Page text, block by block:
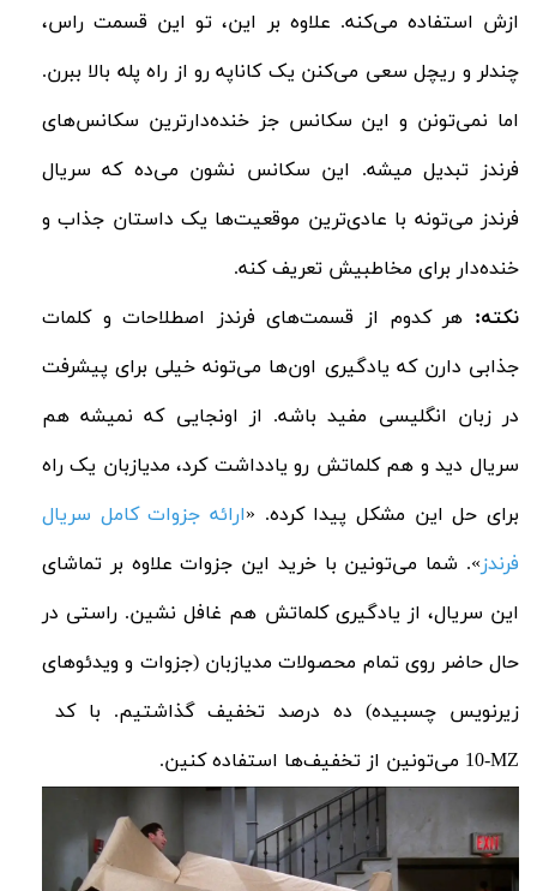
ازش استفاده می‌کنه. علاوه بر این، تو این قسمت راس،
چندلر و ریچل سعی می‌کنن یک کاناپه رو از راه پله بالا ببرن.
اما نمی‌تونن و این سکانس جز خنده‌دارترین سکانس‌های
فرندز تبدیل میشه. این سکانس نشون می‌ده که سریال
فرندز می‌تونه با عادی‌ترین موقعیت‌ها یک داستان جذاب و
خنده‌دار برای مخاطبیش تعریف کنه.
نکته: هر کدوم از قسمت‌های فرندز اصطلاحات و کلمات
جذابی دارن که یادگیری اون‌ها‌ می‌تونه خیلی برای پیشرفت
در زبان انگلیسی مفید باشه. از اونجایی که نمیشه هم
سریال دید و هم کلماتش رو یادداشت کرد، مدیازبان یک راه
برای حل این مشکل پیدا کرده. «ارائه جزوات کامل سریال
فرندز». شما می‌تونین با خرید این جزوات علاوه بر تماشای
این سریال، از یادگیری کلماتش هم غافل نشین. راستی در
حال حاضر روی تمام محصولات مدیازبان (جزوات و ویدئوهای
زیرنویس چسبیده) ده درصد تخفیف گذاشتیم. با کد
MZ-10 می‌تونین از تخفیف‌ها استفاده کنین.